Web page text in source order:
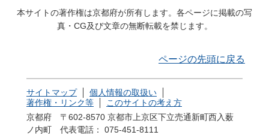
本サイトの著作権は京都府が所有します。各ページに掲載の写
真・CG及び文章の無断転載を禁じます。
ページの先頭に戻る
サイトマップ
個人情報の取扱い
著作権・リンク等
このサイトの考え方
京都府 〒602-8570 京都市上京区下立売通新町西入薮
ノ内町
代表電話： 075-451-8111